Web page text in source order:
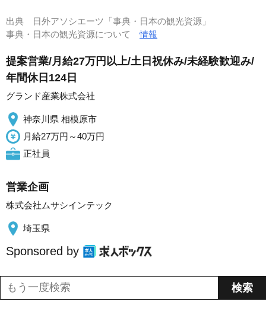
出典
日外アソシエーツ「事典・日本の観光資源」
事典・日本の観光資源について情報
提案営業/月給27万円以上/土日祝休み/未経験歓迎み/
年間休日124日
グランド産業株式会社
神奈川県 相模原市
月給27万円～40万円
正社員
営業企画
株式会社ムサシインテック
埼玉県
Sponsored by